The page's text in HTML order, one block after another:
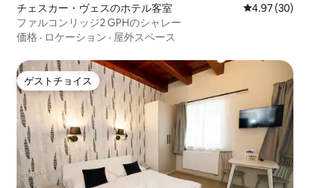
チェスカー・ヴェスのホテル客室 レビュー30
4.97 (30)
ファルコンリッジ2 GPHのシャレー
価格 · ロケーション · 屋外スペース
ゲストチョイス
ゲストチョイス